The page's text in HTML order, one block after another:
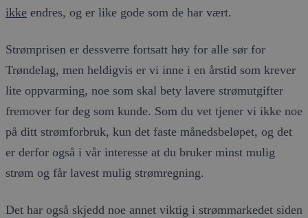
ikke endres, og er like gode som de har vært.
Strømprisen er dessverre fortsatt høy for alle sør for
Trøndelag, men heldigvis er vi inne i en årstid som krever
lite oppvarming, noe som skal bety lavere strømutgifter
fremover for deg som kunde. Som du vet tjener vi ikke noe
på ditt strømforbruk, kun det faste månedsbeløpet, og det
er derfor også i vår interesse at du bruker minst mulig
strøm og får lavest mulig strømregning.
Det har også skjedd noe annet viktig i strømmarkedet siden